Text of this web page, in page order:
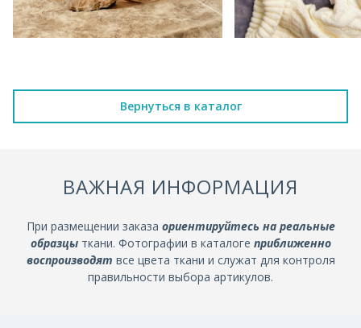
Вернуться в каталог
ВАЖНАЯ ИНФОРМАЦИЯ
При размещении заказа ориентируйтесь на реальные
образцыткани. Фотографии в каталоге приближенно
воспроизводят все цвета ткани и служат для контроля
правильности выбора артикулов.